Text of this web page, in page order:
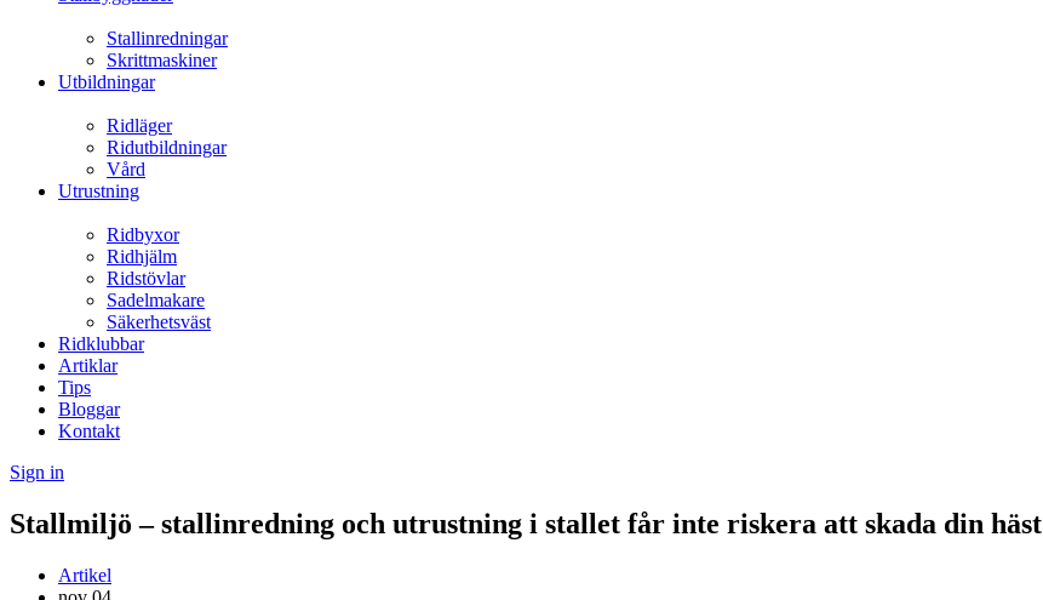
Stallinredningar
Skrittmaskiner
Utbildningar
Ridläger
Ridutbildningar
Vård
Utrustning
Ridbyxor
Ridhjälm
Ridstövlar
Sadelmakare
Säkerhetsväst
Ridklubbar
Artiklar
Tips
Bloggar
Kontakt
Sign in
Stallmiljö – stallinredning och utrustning i stallet får inte riskera att skada din häst
Artikel